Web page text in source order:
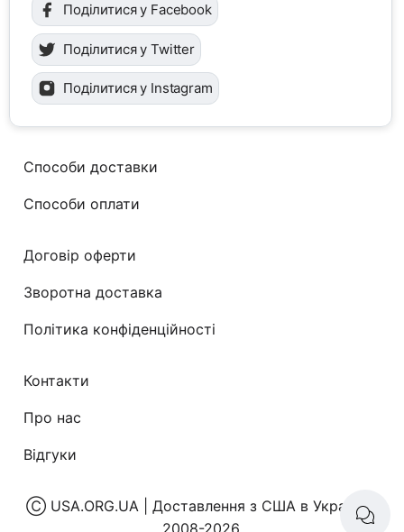
Поділитися у Facebook
Поділитися у Twitter
Поділитися у Instagram
Способи доставки
Способи оплати
Договір оферти
Зворотна доставка
Політика конфіденційності
Контакти
Про нас
Відгуки
Ⓒ USA.ORG.UA | Доставлення з США в Україну|